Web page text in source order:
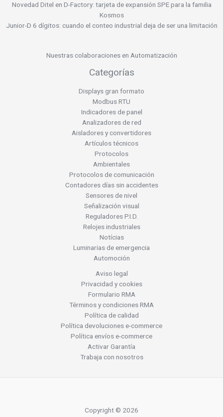
Novedad Ditel en D-Factory: tarjeta de expansión SPE para la familia
Kosmos
Junior-D 6 dígitos: cuando el conteo industrial deja de ser una limitación
Nuestras colaboraciones en Automatización
Categorías
Displays gran formato
Modbus RTU
Indicadores de panel
Analizadores de red
Aisladores y convertidores
Artículos técnicos
Protocolos
Ambientales
Protocolos de comunicación
Contadores días sin accidentes
Sensores de nivel
Señalización visual
Reguladores P.I.D.
Relojes industriales
Notícias
Luminarias de emergencia
Automoción
Aviso legal
Privacidad y cookies
Formulario RMA
Términos y condiciones RMA
Política de calidad
Política devoluciones e-commerce
Política envíos e-commerce
Activar Garantía
Trabaja con nosotros
Copyright © 2026